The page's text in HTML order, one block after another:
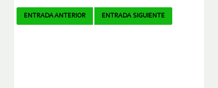
Navegador
ENTRADA ANTERIOR ENTRADA SIGUIENTE